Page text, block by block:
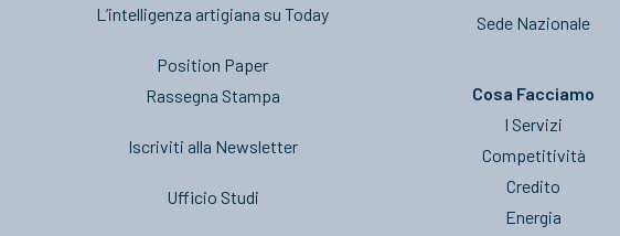
L’intelligenza artigiana su Today
Position Paper
Rassegna Stampa
Iscriviti alla Newsletter
Ufficio Studi
Sede Nazionale
Cosa Facciamo
I Servizi
Competitività
Credito
Energia